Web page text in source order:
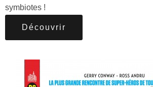
symbiotes !
Découvrir